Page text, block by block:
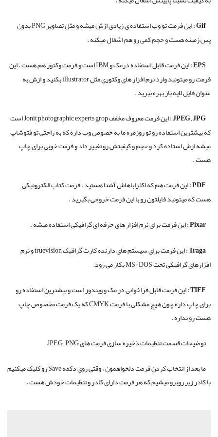
Gif :
این فرمت تو وب استفاده ی زیادی ازش میشه و مثل تصاویر PNG بدون
پس زمینه هست و حجم کمی رو هم اشغال میکنه .
EPS :
این فرمت قابل استفاده درمک و IBM است و فرمت وکتور هم هست . این
فرمت رو میتونید وارد نرم افزار های وکتوری مثل illustrator بکنید و ازش به
عنوان فایل لایه باز بهره ببرید .
JPEG , JPG
:
این فرمت معروف مخفف Jonit photographic experts grop است
که بیشترین استفاده رو تو روزمره ما به خصوص وب داره که به راحتی تو فتوشاپ
میشه ازش استاده کرد و حجم و کیفیتش رو تغییر داد و فرمت خوبی برای چاپ
هست .
PDF
:این فرمت هم که اکثراباهاش آشنا هستید ، فرمت کتاب الکترونیکی
هست که میتونید فایلتون رو با این فرمت خروجی بگیرید .
Pixar
:این فرمت برای نرم افزار های حرفه ای گرافیکی استفاده میشه .
Traga
:
این فرمت برای سیستم های دارنده کارت گرافیک truevision و نرم
افزارهای گرافیکی تحت MS-DOS بکار می رود.
TIFF
:این فرمت قابل فراخوانی در مک و ویندوز است و بیشترین استفاده رو
برای چاپ داره چون هیچ مشکلی با فرمت CMYK که یک فرمت مخصوص چاپ
هست رو نداره .
توضیحات قسمت تنظیمات ذخیره سازی فرمت های JPEG , PNG
ما بعد از انتخاب کردن فرمت دلخواهمون ، وقتی روی دکمه Save رو کلیک میکنیم
با کادر زیر روبرو میشیم که هر فرمت دارای کادر و تنظیمات خودش هست .